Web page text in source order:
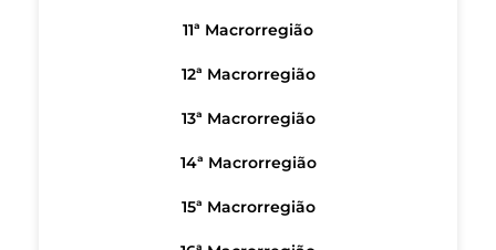
11ª Macrorregião
12ª Macrorregião
13ª Macrorregião
14ª Macrorregião
15ª Macrorregião